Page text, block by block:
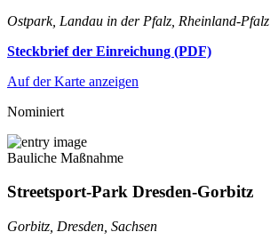
Ostpark, Landau in der Pfalz, Rheinland-Pfalz
Steckbrief der Einreichung (PDF)
Auf der Karte anzeigen
Nominiert
Bauliche Maßnahme
Streetsport-Park Dresden-Gorbitz
Gorbitz, Dresden, Sachsen